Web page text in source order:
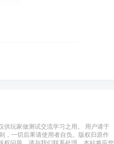
供玩家做测试交流学习之用。 用户请于
，一切后果请使用者自负。版权归原作